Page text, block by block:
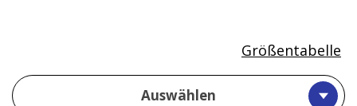
Auswählen
Größentabelle